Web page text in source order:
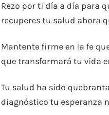
Rezo por ti día a día para
recuperes tu salud ahora
Mantente firme en la fe
que transformará tu vida
Tu salud ha sido
diagnóstico tu esperanza